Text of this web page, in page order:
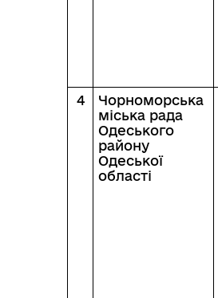
4
Чорноморська
міська рада
Одеського
району
Одеської
області